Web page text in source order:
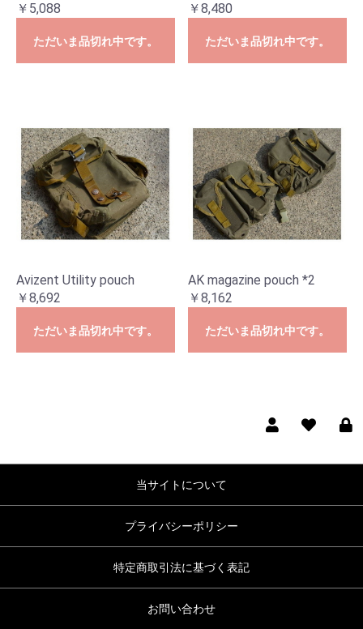
￥5,088
ただいま品切れ中です。
￥8,480
ただいま品切れ中です。
Avizent Utility pouch
￥8,692
ただいま品切れ中です。
AK magazine pouch *2
￥8,162
ただいま品切れ中です。
当サイトについて
プライバシーポリシー
特定商取引法に基づく表記
お問い合わせ